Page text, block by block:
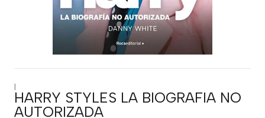
|
HARRY STYLES LA BIOGRAFIA NO
AUTORIZADA